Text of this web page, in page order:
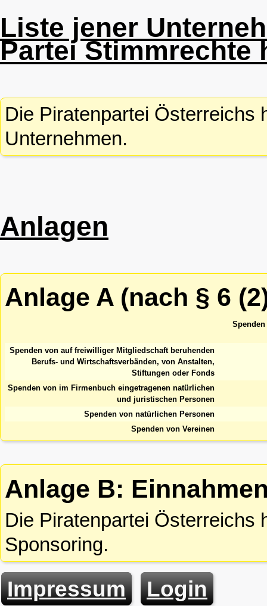
Liste jener
Partei Stimmrechte
Die Piratenpartei Österreichs
Unternehmen.
Anlagen
Anlage A (nach § 6
Spenden von auf freiwilliger Mitgliedschaft beruhenden
Berufs- und Wirtschaftsverbänden, von Anstalten,
Stiftungen oder Fonds
Spenden von im Firmenbuch eingetragenen natürlichen
und juristischen Personen
Spenden von natürlichen Personen
Spenden von Vereinen
Anlage B:
Die Piratenpartei Österreichs
Sponsoring.
Impressum Login